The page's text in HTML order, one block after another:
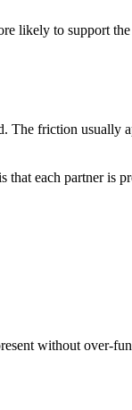
likely to support
friction usually
that each partner is
without over-